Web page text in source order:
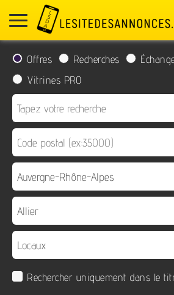
Offres Recherches
Vitrines PRO
Rechercher uniquement dans le